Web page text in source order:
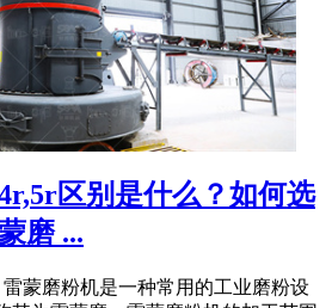
区别是什么？如何选
磨 ...
雷蒙磨粉机是一种常用的工业磨粉设